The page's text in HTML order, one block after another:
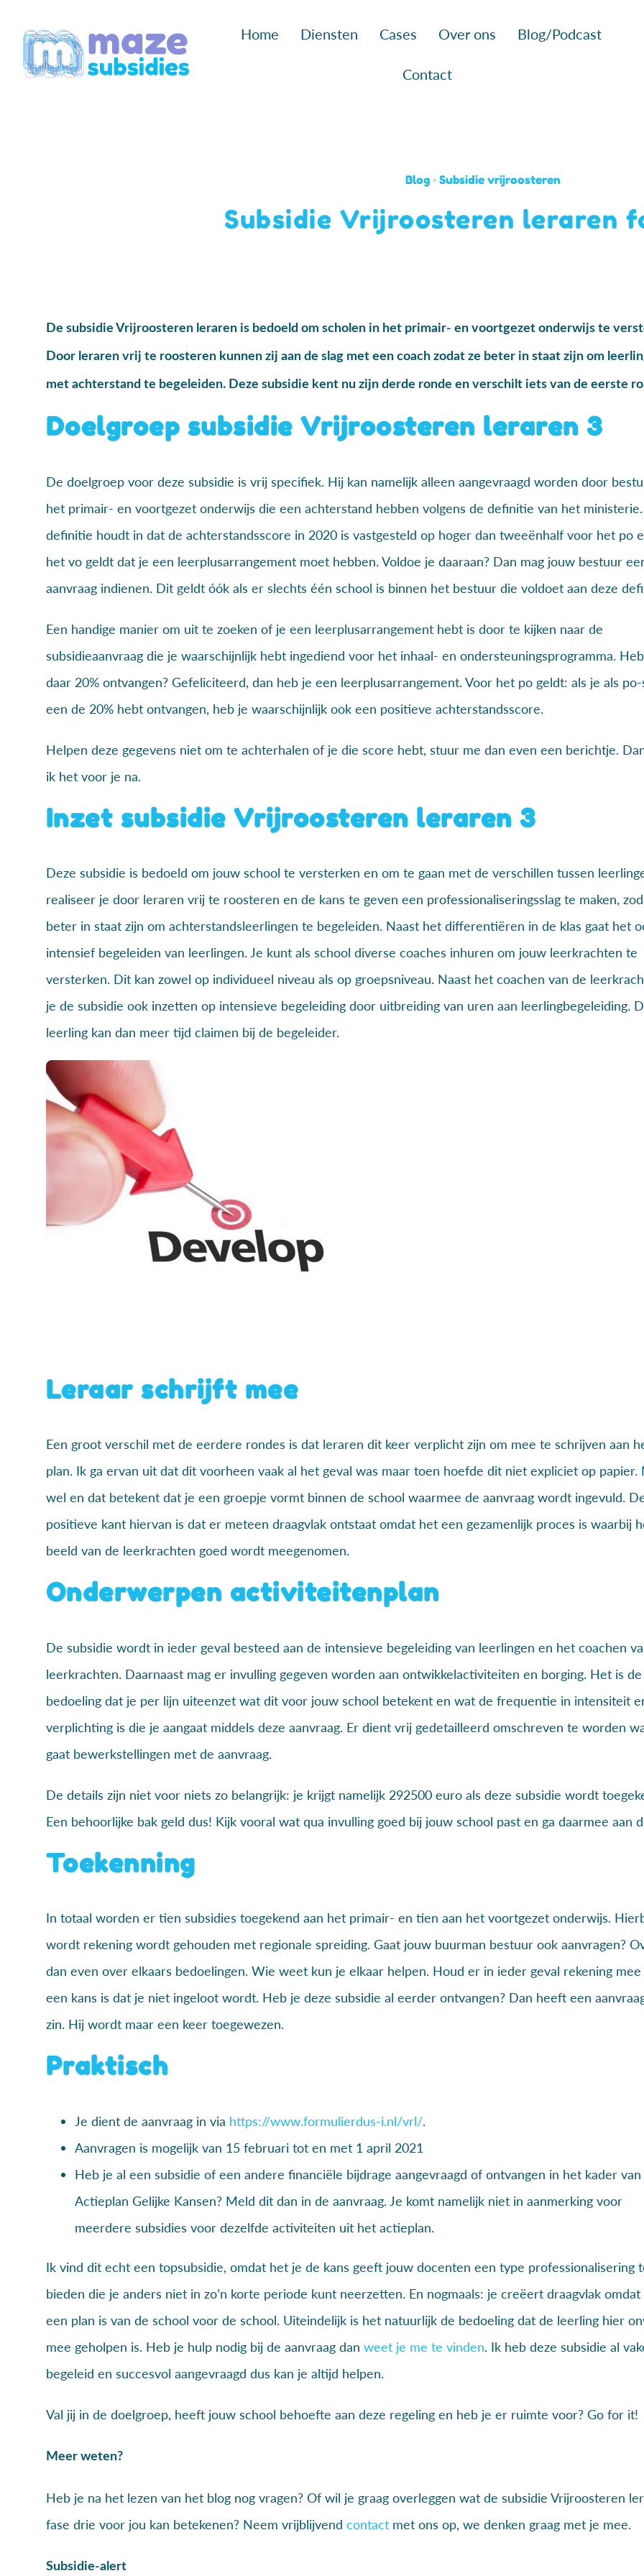
naar
inhoud
Home Diensten Cases Over ons Blog/Podcast
Contact
Blog • Subsidie vrijroosteren
Subsidie Vrijroosteren leraren
De subsidie Vrijroosteren leraren is bedoeld om scholen in het primair- en voortgezet onderwijs te
Door leraren vrij te roosteren kunnen zij aan de slag met een coach zodat ze beter in staat zijn om
met achterstand te begeleiden. Deze subsidie kent nu zijn derde ronde en verschilt iets van de eerste
Doelgroep subsidie Vrijroosteren leraren 3
De doelgroep voor deze subsidie is vrij specifiek. Hij kan namelijk alleen aangevraagd worden door
het primair- en voortgezet onderwijs die een achterstand hebben volgens de definitie van het
definitie houdt in dat de achterstandsscore in 2020 is vastgesteld op hoger dan tweeënhalf voor het po
het vo geldt dat je een leerplusarrangement moet hebben. Voldoe je daaraan? Dan mag jouw bestuur
aanvraag indienen. Dit geldt óók als er slechts één school is binnen het bestuur die voldoet aan deze
Een handige manier om uit te zoeken of je een leerplusarrangement hebt is door te kijken naar de
subsidieaanvraag die je waarschijnlijk hebt ingediend voor het inhaal- en ondersteuningsprogramma.
daar 20% ontvangen? Gefeliciteerd, dan heb je een leerplusarrangement. Voor het po geldt: als je als
een de 20% hebt ontvangen, heb je waarschijnlijk ook een positieve achterstandsscore.
Helpen deze gegevens niet om te achterhalen of je die score hebt, stuur me dan even een berichtje.
ik het voor je na.
Inzet subsidie Vrijroosteren leraren 3
Deze subsidie is bedoeld om jouw school te versterken en om te gaan met de verschillen tussen
realiseer je door leraren vrij te roosteren en de kans te geven een professionaliseringsslag te maken,
beter in staat zijn om achterstandsleerlingen te begeleiden. Naast het differentiëren in de klas gaat het
intensief begeleiden van leerlingen. Je kunt als school diverse coaches inhuren om jouw leerkrachten te
versterken. Dit kan zowel op individueel niveau als op groepsniveau. Naast het coachen van de
je de subsidie ook inzetten op intensieve begeleiding door uitbreiding van uren aan leerlingbegeleiding.
leerling kan dan meer tijd claimen bij de begeleider.
Leraar schrijft mee
Een groot verschil met de eerdere rondes is dat leraren dit keer verplicht zijn om mee te schrijven aan
plan. Ik ga ervan uit dat dit voorheen vaak al het geval was maar toen hoefde dit niet expliciet op papier.
wel en dat betekent dat je een groepje vormt binnen de school waarmee de aanvraag wordt ingevuld.
positieve kant hiervan is dat er meteen draagvlak ontstaat omdat het een gezamenlijk proces is waarbij
beeld van de leerkrachten goed wordt meegenomen.
Onderwerpen activiteitenplan
De subsidie wordt in ieder geval besteed aan de intensieve begeleiding van leerlingen en het coachen
leerkrachten. Daarnaast mag er invulling gegeven worden aan ontwikkelactiviteiten en borging. Het is de
bedoeling dat je per lijn uiteenzet wat dit voor jouw school betekent en wat de frequentie in intensiteit
verplichting is die je aangaat middels deze aanvraag. Er dient vrij gedetailleerd omschreven te worden
gaat bewerkstellingen met de aanvraag.
De details zijn niet voor niets zo belangrijk: je krijgt namelijk 292500 euro als deze subsidie wordt
Een behoorlijke bak geld dus! Kijk vooral wat qua invulling goed bij jouw school past en ga daarmee aan
Toekenning
In totaal worden er tien subsidies toegekend aan het primair- en tien aan het voortgezet onderwijs.
wordt rekening wordt gehouden met regionale spreiding. Gaat jouw buurman bestuur ook aanvragen?
dan even over elkaars bedoelingen. Wie weet kun je elkaar helpen. Houd er in ieder geval rekening
een kans is dat je niet ingeloot wordt. Heb je deze subsidie al eerder ontvangen? Dan heeft een
zin. Hij wordt maar een keer toegewezen.
Praktisch
Je dient de aanvraag in via https://www.formulierdus-i.nl/vrl/.
Aanvragen is mogelijk van 15 februari tot en met 1 april 2021
Heb je al een subsidie of een andere financiële bijdrage aangevraagd of ontvangen in het kader
Actieplan Gelijke Kansen? Meld dit dan in de aanvraag. Je komt namelijk niet in aanmerking voor
meerdere subsidies voor dezelfde activiteiten uit het actieplan.
Ik vind dit echt een topsubsidie, omdat het je de kans geeft jouw docenten een type professionalisering
bieden die je anders niet in zo’n korte periode kunt neerzetten. En nogmaals: je creëert draagvlak
een plan is van de school voor de school. Uiteindelijk is het natuurlijk de bedoeling dat de leerling hier
mee geholpen is. Heb je hulp nodig bij de aanvraag dan weet je me te vinden. Ik heb deze subsidie al
begeleid en succesvol aangevraagd dus kan je altijd helpen.
Val jij in de doelgroep, heeft jouw school behoefte aan deze regeling en heb je er ruimte voor? Go for it!
Meer weten?
Heb je na het lezen van het blog nog vragen? Of wil je graag overleggen wat de subsidie Vrijroosteren
fase drie voor jou kan betekenen? Neem vrijblijvend contactmet ons op, we denken graag met je mee.
Subsidie-alert